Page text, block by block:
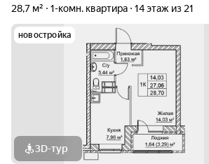
28,7 м² 1-комн. квартира 14 этаж из 21
новостройка
3D-тур